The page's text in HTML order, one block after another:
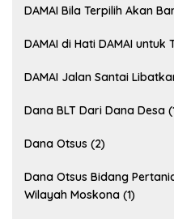
DAMAI Bila Terpilih Akan
DAMAI di Hati DAMAI untuk
DAMAI Jalan Santai
Dana BLT Dari Dana Desa
Dana Otsus (2)
Dana Otsus Bidang
Wilayah Moskona (1)